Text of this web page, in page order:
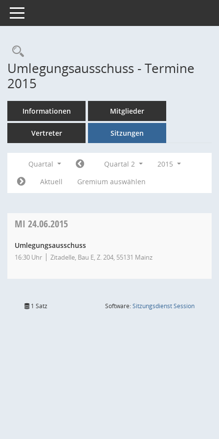
Toggle navigation
Rechercheauswahl
Umlegungsausschuss - Termine
2015
Informationen Mitglieder
Vertreter Sitzungen
Quartal Quartal 2
2015
Aktuell
Gremium auswählen
MI 24.06.2015
Umlegungsausschuss
16:30 Uhr Zitadelle, Bau E, Z. 204, 55131 Mainz
1 Satz Software:SitzungsdienstSession(Wird in